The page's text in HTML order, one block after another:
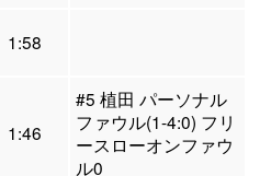
1:58
1:46
#5 植田 パーソナル
ファウル(1-4:0) フリ
ースローオンファウ
ル0